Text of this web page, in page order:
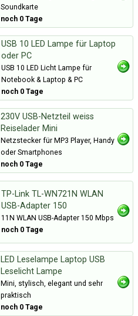
Soundkarte
noch 0 Tage
USB 10 LED Lampe für Laptop
oder PC
USB 10 LED Licht Lampe für
Notebook & Laptop & PC
noch 0 Tage
230V USB-Netzteil weiss
Reiselader Mini
Netzstecker für MP3 Player, Handy
oder Smartphones
noch 0 Tage
TP-Link TL-WN721N WLAN
USB-Adapter 150
11N WLAN USB-Adapter 150 Mbps
noch 0 Tage
LED Leselampe Laptop USB
Leselicht Lampe
Mini, stylisch, elegant und sehr
praktisch
noch 0 Tage